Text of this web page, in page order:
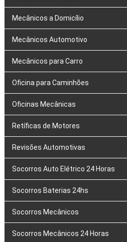
Mecânicos a Domicílio
Mecânicos Automotivo
Mecânicos para Carro
Oficina para Caminhões
Oficinas Mecânicas
Retíficas de Motores
Revisões Automotivas
Socorros Auto Elétrico 24 Horas
Socorros Baterias 24hs
Socorros Mecânicos
Socorros Mecânicos 24 Horas